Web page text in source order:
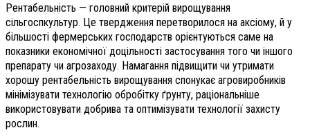
Рентабельність — головний критерій вирощування
сільгоспкультур. Це твердження перетворилося на аксіому, й у
більшості фермерських господарств орієнтуються саме на
показники економічної доцільності застосування того чи іншого
препарату чи агрозаходу. Намагання підвищити чи утримати
хорошу рентабельність вирощування спонукає агровиробників
мінімізувати технологію обробітку ґрунту, раціональніше
використовувати добрива та оптимізувати технології захисту
рослин.